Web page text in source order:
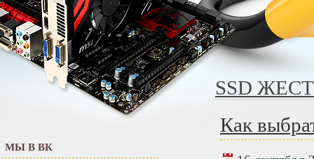
МЫ В ВК
SSD
Как